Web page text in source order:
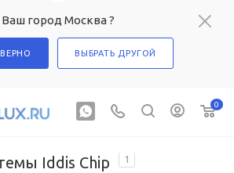
Ваш город Москва ?
ВЫБРАТЬ ДРУГОЙ
0
Iddis Chip 1